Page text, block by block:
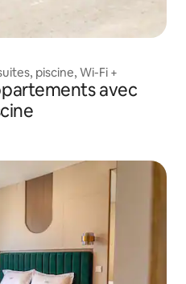
piscine, Wi-Fi +
avec